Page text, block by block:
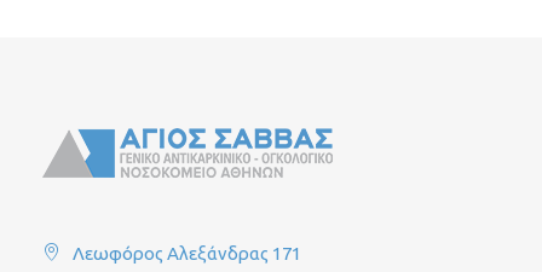
Λεωφόρος Αλεξάνδρας 171